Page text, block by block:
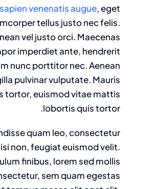
venenatis augue, eget
tellus justo nec felis.
vel justo orci. Maecenas
imperdiet ante, hendrerit
nunc porttitor nec. Aenean
pulvinar vulputate. Mauris
tortor, euismod vitae mattis
lobortis quis tortor.
quam leo, consectetur
non, feugiat euismod velit.
finibus, lorem sed mollis
sem quam egestas